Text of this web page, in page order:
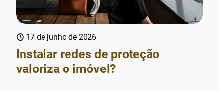
17 de junho de 2026
Instalar redes de proteção
valoriza o imóvel?